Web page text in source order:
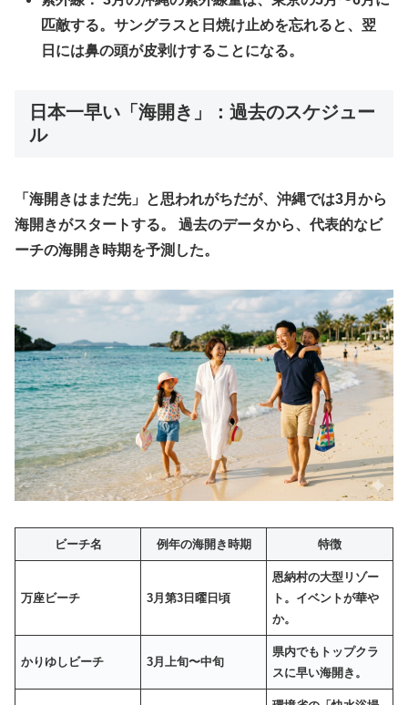
匹敵する。サングラスと日焼け止めを忘れると、翌
日には鼻の頭が皮剥けすることになる。
​日本一早い「海開き」：過去のスケジュー
ル
​「海開きはまだ先」と思われがちだが、沖縄では3月から
海開きがスタートする。
過去のデータから、代表的なビ
ーチの海開き時期を予測した。
ビーチ名 例年の海開き時期 特徴
万座ビーチ 3月第3日曜日頃
恩納村の大型リゾー
ト。イベントが華や
か。
かりゆしビーチ 3月上旬〜中旬
県内でもトップクラ
スに早い海開き。